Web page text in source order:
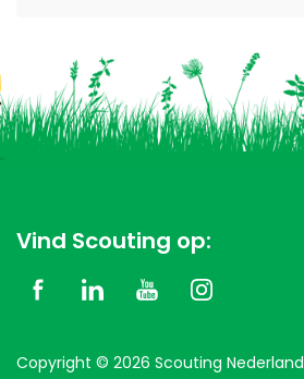
Vind Scouting op:
Copyright © 2026 Scouting Nederland